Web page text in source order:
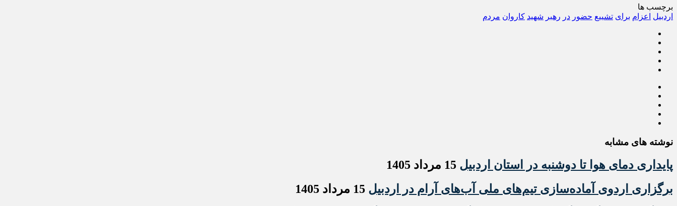
برچسب ها
اردبیل
اعزام برای تشییع حضور در رهبر شهید کاروان مردم
نوشته های مشابه
پایداری دمای هوا تا دوشنبه در استان اردبیل
برگزاری اردوی آماده‌سازی تیم‌های ملی آب‌های آرام در اردبیل